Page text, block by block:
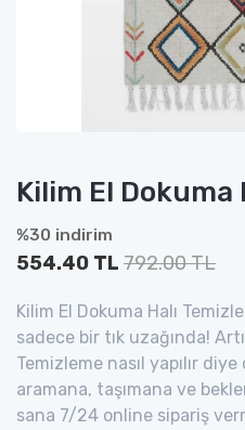
Kilim El Dokuma
%30 indirim
554.40 TL 792.00 TL
Kilim El Dokuma Halı
sadece bir tık uzağında!
Temizleme nasıl yapılır
aramana, taşımana ve
sana 7/24 online sipariş